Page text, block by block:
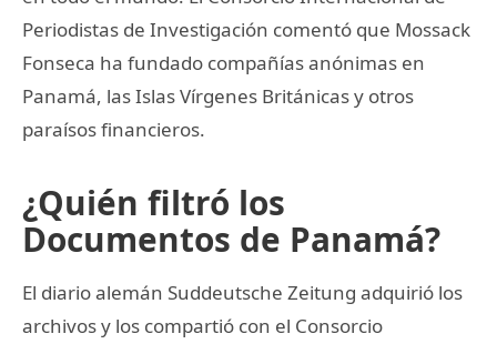
Periodistas de Investigación comentó que Mossack
Fonseca ha fundado compañías anónimas en
Panamá, las Islas Vírgenes Británicas y otros
paraísos financieros.
¿Quién filtró los
Documentos de Panamá?
El diario alemán Suddeutsche Zeitung adquirió los
archivos y los compartió con el Consorcio